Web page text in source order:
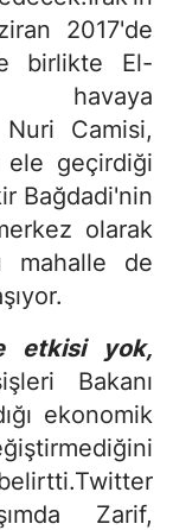
2017'de
birlikte El-
havaya
Camisi,
ele geçirdiği
Bağdadi'nin
olarak
mahalle de
etkisi yok,
Bakanı
ekonomik
Zarif,